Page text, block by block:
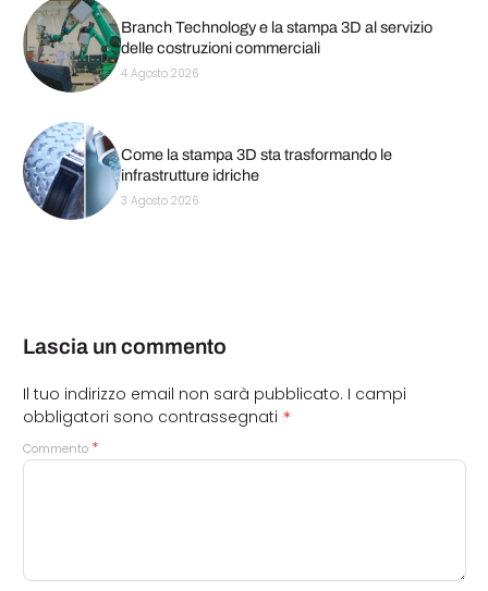
Branch Technology e la stampa 3D al servizio
delle costruzioni commerciali
4 Agosto 2026
Come la stampa 3D sta trasformando le
infrastrutture idriche
3 Agosto 2026
Lascia un commento
Il tuo indirizzo email non sarà pubblicato. I campi
obbligatori sono contrassegnati *
Commento *